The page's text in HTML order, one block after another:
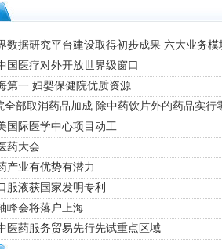
数据研究平台建设取得初步成果 六大业务
国医疗对外开放世界级窗口
第一 妇婴保健院优质资源
全部取消药品加成 除中药饮片外的药品实行
国际医学中心项目动工
药大会
产业有优势有潜力
服液获国家发明专利
峰会将落户上海
医药服务贸易先行先试重点区域